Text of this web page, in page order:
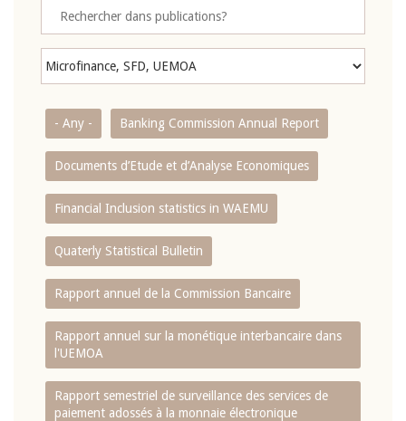
- Any - Banking Commission Annual Report
Documents d’Etude et d’Analyse Economiques
Financial Inclusion statistics in WAEMU
Quaterly Statistical Bulletin
Rapport annuel de la Commission Bancaire
Rapport annuel sur la monétique interbancaire dans
l'UEMOA
Rapport semestriel de surveillance des services de
paiement adossés à la monnaie électronique